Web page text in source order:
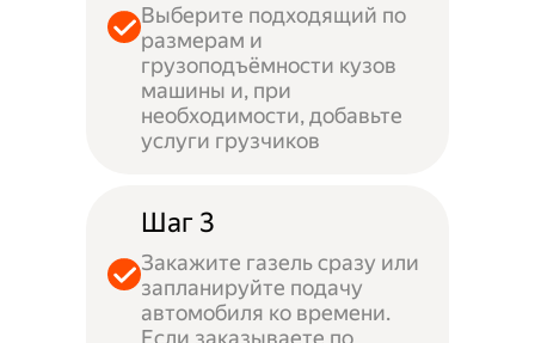
Выберите подходящий по
размерам и
грузоподъёмности кузов
машины и, при
необходимости, добавьте
услуги грузчиков
Шаг 3
Закажите газель сразу или
запланируйте подачу
автомобиля ко времени.
Если заказываете по